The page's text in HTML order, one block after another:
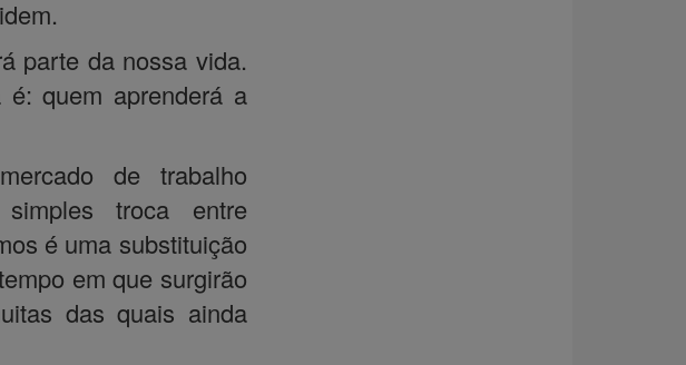
parte da nossa vida.
quem aprenderá a
de trabalho
troca entre
é uma substituição
em que surgirão
das quais ainda